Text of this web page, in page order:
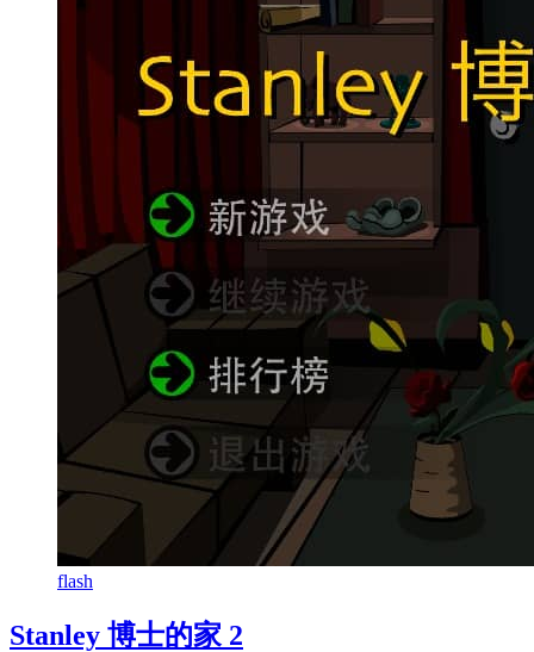
flash
Stanley 博士的家 2